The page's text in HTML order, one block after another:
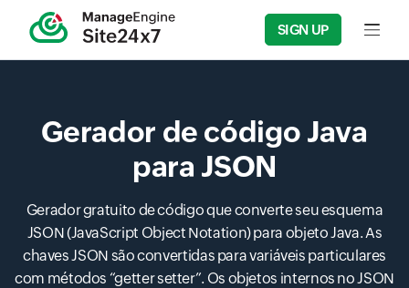
SIGN UP Input
Gerador de código Java
para JSON
Gerador gratuito de código que converte seu esquema
JSON (JavaScript Object Notation) para objeto Java. As
chaves JSON são convertidas para variáveis particulares
com métodos “getter setter”. Os objetos internos no JSON